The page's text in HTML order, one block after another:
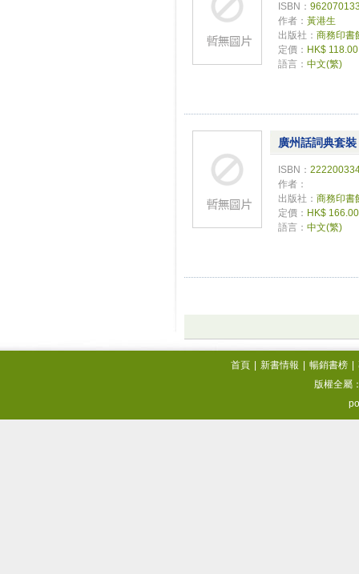
ISBN：
作者： 黃港生
出版社： 商務印書
定價： HK$ 118.00
語言： 中文(繁)
廣州話詞典套裝
ISBN：
作者：
出版社： 商務印書
定價： HK$ 166.00
語言： 中文(繁)
首頁 新書情報 暢銷書榜
版權全屬